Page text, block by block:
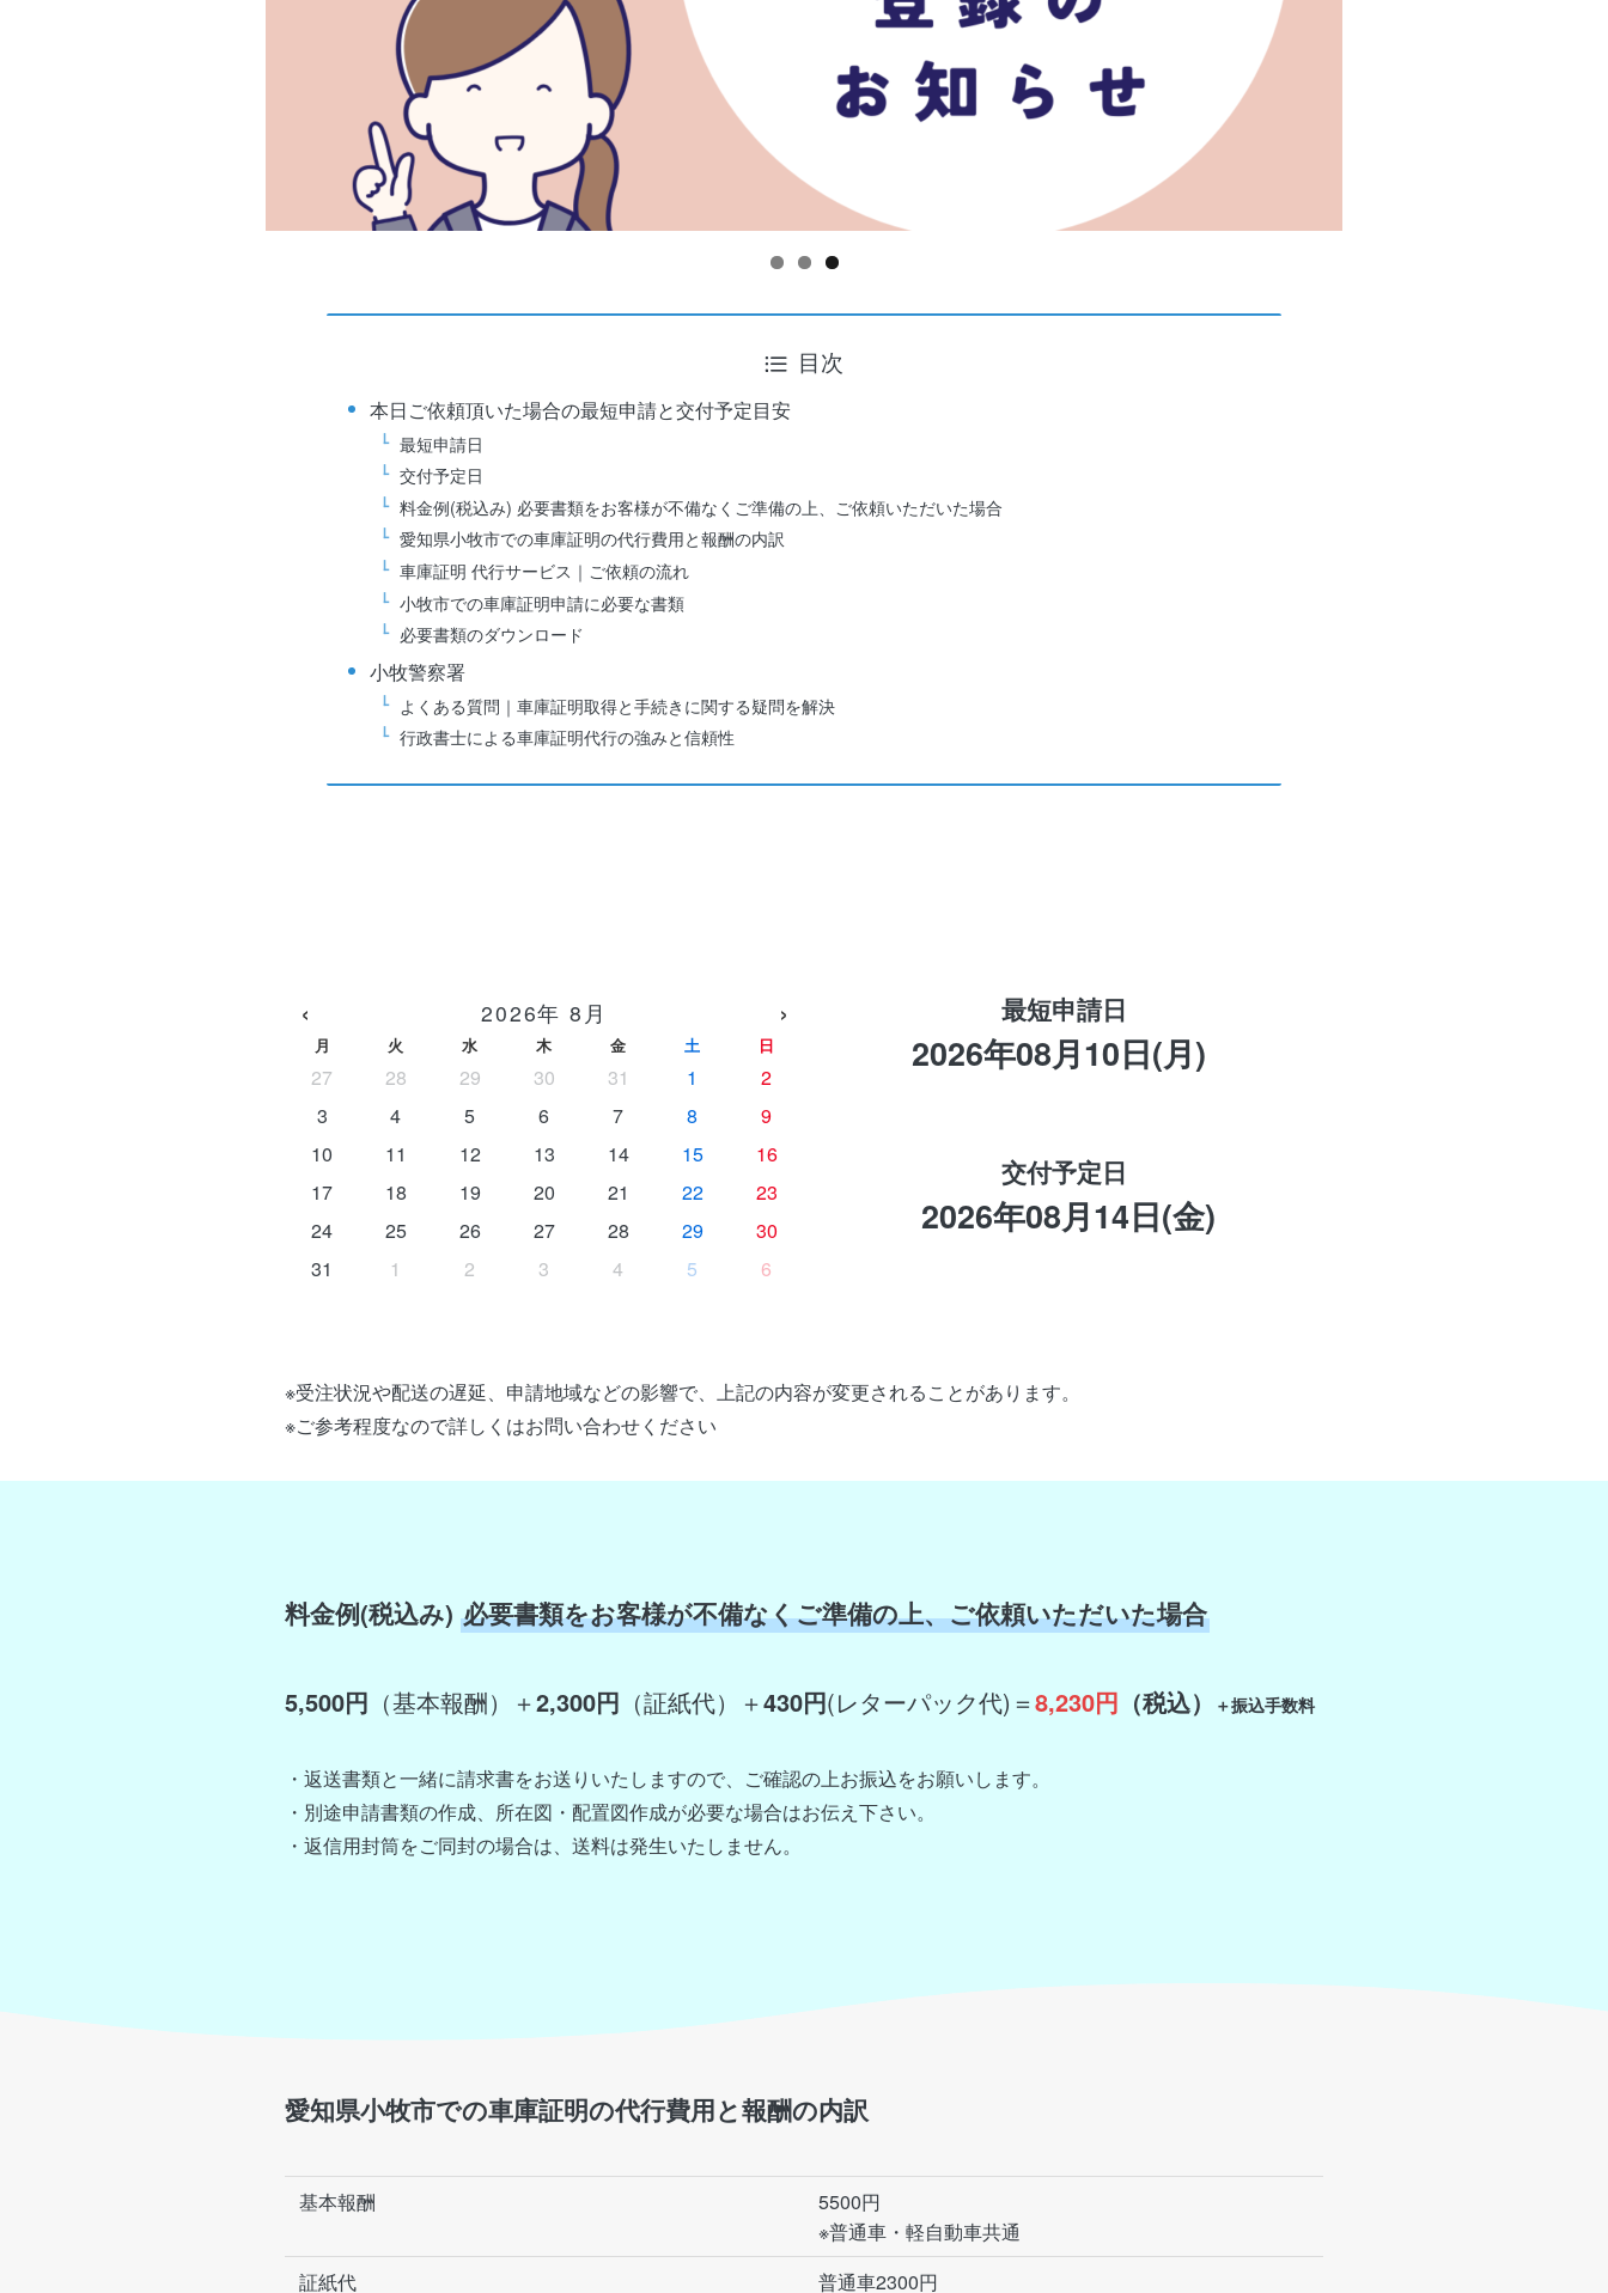
目次
本日ご依頼頂いた場合の最短申請と交付予定目安
最短申請日
交付予定日
料金例(税込み) 必要書類をお客様が不備なくご準備の上、ご依頼いただいた場合
愛知県小牧市での車庫証明の代行費用と報酬の内訳
車庫証明 代行サービス｜ご依頼の流れ
小牧市での車庫証明申請に必要な書類
必要書類のダウンロード
小牧警察署
よくある質問｜車庫証明取得と手続きに関する疑問を解決
行政書士による車庫証明代行の強みと信頼性
‹ 2026年 8月 ›
月 火 水 木 金 土 日
27 28 29 30 31 1
2
3
4 5 6 7 8
9
10
11 12 13 14 15
16
17
18 19 20 21 22
23
24
25 26 27 28 29
30
31
1 2 3 4 5 6
最短申請日
2026年08月10日(月)
交付予定日
2026年08月14日(金)
※受注状況や配送の遅延、申請地域などの影響で、上記の内容が変更されることがあります。
※ご参考程度なので詳しくはお問い合わせください
料金例(税込み) 必要書類をお客様が不備なくご準備の上、ご依頼いただいた場合
5,500円 （基本報酬）＋2,300円 （証紙代）＋430円(レターパック代)＝8,230円 （税込） ＋振込手数料
・返送書類と一緒に請求書をお送りいたしますので、ご確認の上お振込をお願いします。
・別途申請書類の作成、所在図・配置図作成が必要な場合はお伝え下さい。
・返信用封筒をご同封の場合は、送料は発生いたしません。
愛知県小牧市での車庫証明の代行費用と報酬の内訳
基本報酬
5500円
※普通車・軽自動車共通
証紙代
普通車2300円